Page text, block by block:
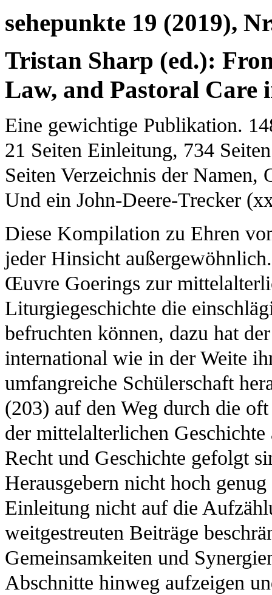
sehepunkte 19 (2019),
Tristan Sharp (ed.):
Law, and Pastoral Care
Eine gewichtige Publikation.
21 Seiten Einleitung, 734
Seiten Verzeichnis der
Und ein John-Deere-Trecker
Diese Kompilation zu Ehren
jeder Hinsicht
Œuvre Goerings zur
Liturgiegeschichte die
befruchten können, dazu hat
international wie in der Weite
umfangreiche Schülerschaft
(203) auf den Weg durch die
der mittelalterlichen
Recht und Geschichte gefolgt
Herausgebern nicht hoch
Einleitung nicht auf die
weitgestreuten Beiträge
Gemeinsamkeiten und
Abschnitte hinweg aufzeigen